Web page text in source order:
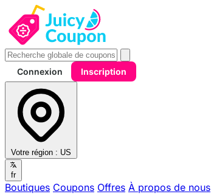
Connexion Inscription
Votre région : US
fr
Boutiques Coupons Offres À propos de nous